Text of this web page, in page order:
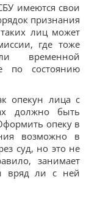
имеются свои
признания
лиц может
где тоже
временной
по состоянию
опекун лица с
должно быть
опеку в
возможно в
суд, но это не
занимает
вряд ли с ней